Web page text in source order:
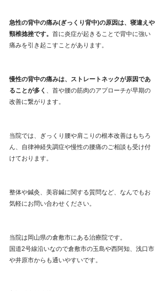
急性の背中の痛み(ぎっくり背中)の原因は、寝違えや
頸椎捻挫です。 首に炎症が起きることで背中に強い
痛みを引き起こすことがあります。
慢性の背中の痛みは、ストレートネックが原因であ
ることが多く 、首や腰の筋肉のアプローチが早期の
改善に繋がります。
当院では、ぎっくり腰や肩こりの根本改善はもちろ
ん、自律神経失調症や慢性の腰痛のご相談も受け付
けております。
整体や鍼灸、美容鍼に関する質問など、なんでもお
気軽にお問い合わせください。
当院は岡山県の倉敷市にある治療院です。
国道2号線沿いなので倉敷市の玉島や西阿知、浅口市
や井原市からも通いやすいです。